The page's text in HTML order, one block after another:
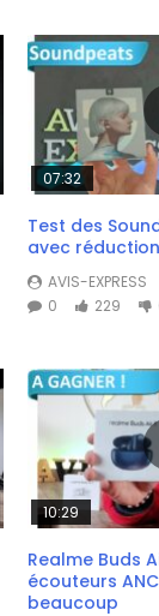
Watch Later
07:32
Test des
avec
AVIS-EXPRESS
0
229
Watch Later
10:29
Realme Buds
écouteurs
beaucoup